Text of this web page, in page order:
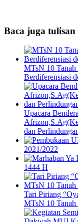
Baca juga
MTsN 10 Tanah
Berdiferensiasi
Upacara
dan
2021/2022
1444 H
Tari Piriang
MTsN 10 Tanah